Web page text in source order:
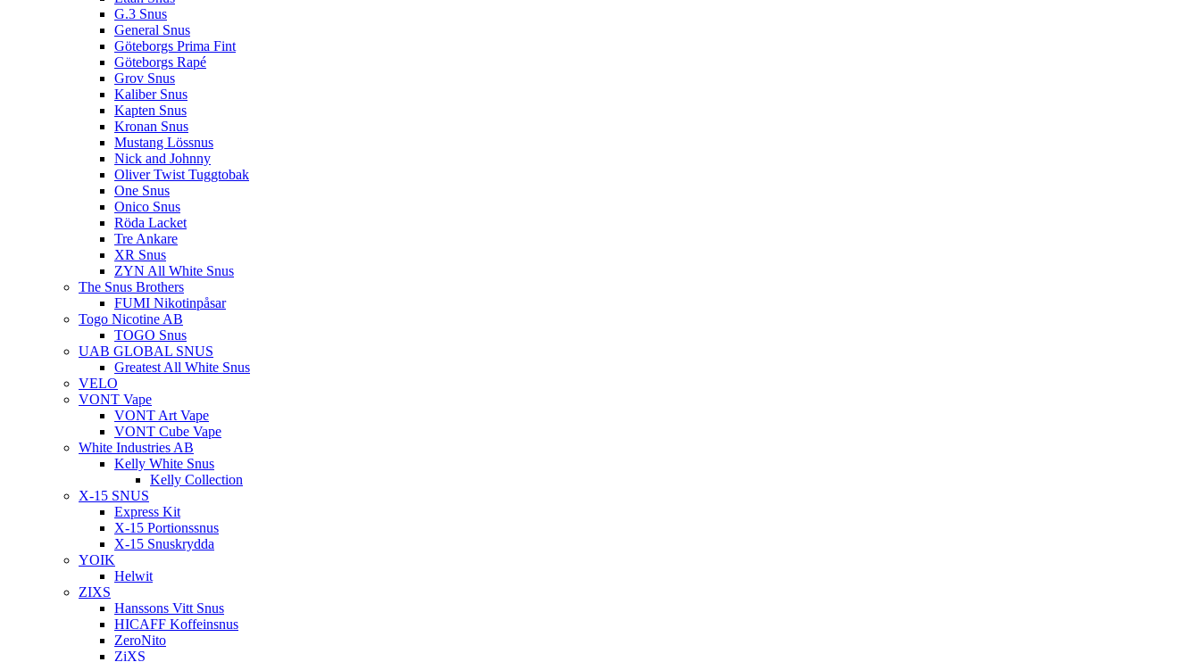
G.3 Snus
General Snus
Göteborgs Prima Fint
Göteborgs Rapé
Grov Snus
Kaliber Snus
Kapten Snus
Kronan Snus
Mustang Lössnus
Nick and Johnny
Oliver Twist Tuggtobak
One Snus
Onico Snus
Röda Lacket
Tre Ankare
XR Snus
ZYN All White Snus
The Snus Brothers
FUMI Nikotinpåsar
Togo Nicotine AB
TOGO Snus
UAB GLOBAL SNUS
Greatest All White Snus
VELO
VONT Vape
VONT Art Vape
VONT Cube Vape
White Industries AB
Kelly White Snus
Kelly Collection
X-15 SNUS
Express Kit
X-15 Portionssnus
X-15 Snuskrydda
YOIK
Helwit
ZIXS
Hanssons Vitt Snus
HICAFF Koffeinsnus
ZeroNito
ZiXS